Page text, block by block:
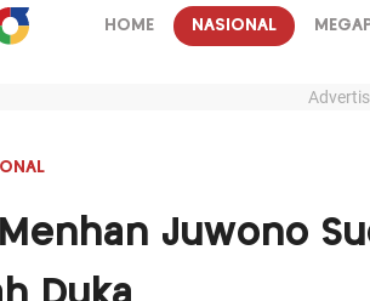
HOME NASIONAL
Juwono